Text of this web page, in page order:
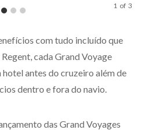
1 of 3
com tudo incluído que
cada Grand Voyage
hotel antes do cruzeiro além de
dentro e fora do navio.
das Grand Voyages